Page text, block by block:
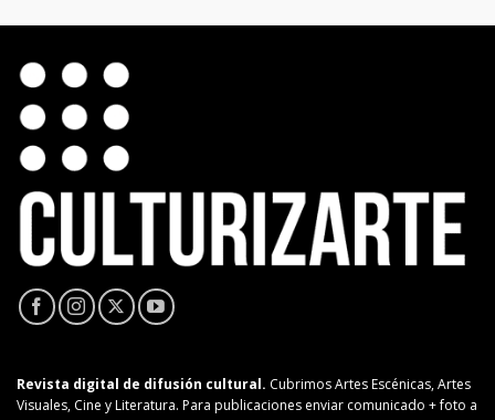
Revista digital de difusión cultural. Cubrimos Artes Escénicas, Artes
Visuales, Cine y Literatura. Para publicaciones enviar comunicado + foto a